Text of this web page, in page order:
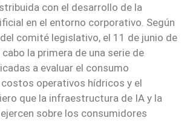
con el desarrollo de la
en el entorno corporativo. Según
comité legislativo, el 11 de junio de
la primera de una serie de
a evaluar el consumo
operativos hídricos y el
que la infraestructura de IA y la
ejercen sobre los consumidores